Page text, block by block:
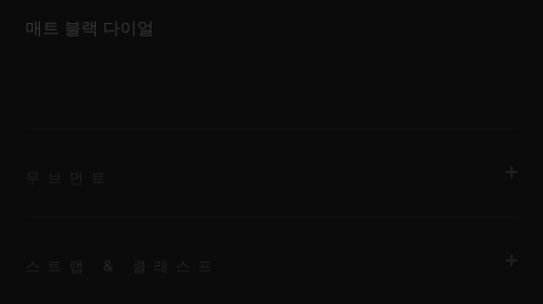
매트 블랙 다이얼